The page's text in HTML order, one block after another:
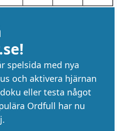
spelsida med nya
och aktivera hjärnan
eller testa något
Ordfull har nu